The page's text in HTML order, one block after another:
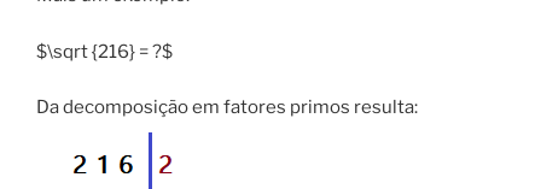
$\sqrt {216} = ?$
Da decomposição em fatores primos resulta: